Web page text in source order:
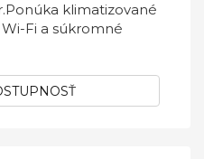
klimatizované
Fi a súkromné